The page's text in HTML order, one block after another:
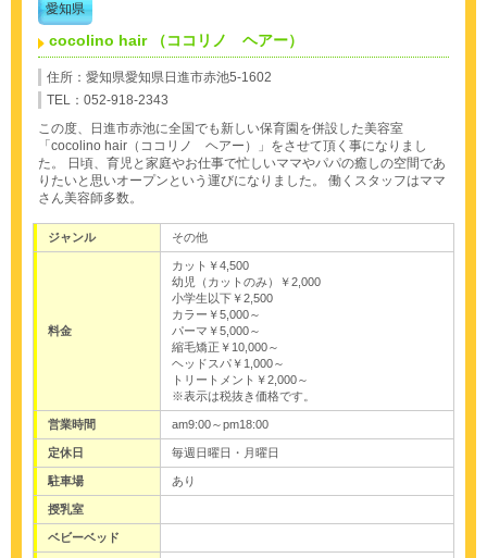
愛知県
cocolino hair （ココリノ ヘアー）
住所：愛知県愛知県日進市赤池5-1602
TEL：052-918-2343
この度、日進市赤池に全国でも新しい保育園を併設した美容室
「cocolino hair（ココリノ ヘアー）」をさせて頂く事になりまし
た。
日頃、育児と家庭やお仕事で忙しいママやパパの癒しの空間であ
りたいと思いオープンという運びになりました。
働くスタッフはママ
さん美容師多数。
ジャンル その他
料金
カット￥4,500
幼児（カットのみ）￥2,000
小学生以下￥2,500
カラー￥5,000～
パーマ￥5,000～
縮毛矯正￥10,000～
ヘッドスパ￥1,000～
トリートメント￥2,000～
※表示は税抜き価格です。
営業時間 am9:00～pm18:00
定休日 毎週日曜日・月曜日
駐車場 あり
授乳室
ベビーベッド